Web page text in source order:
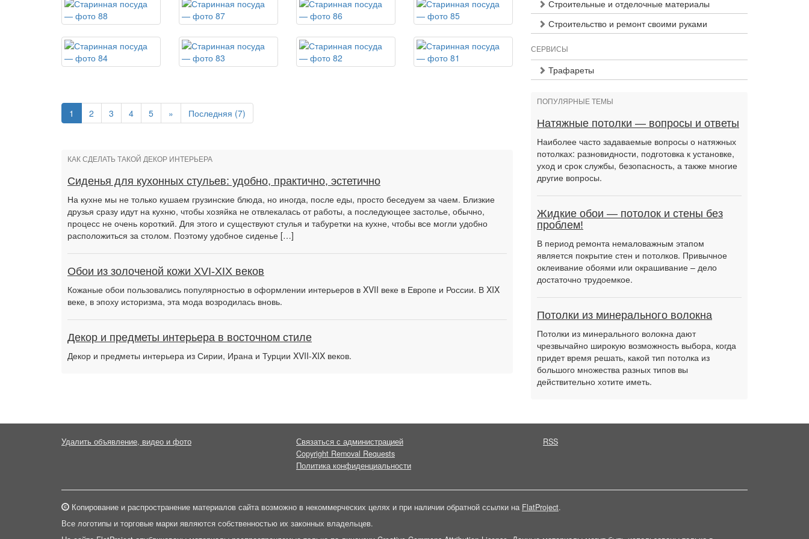
1 2 3 4 5 » Последняя (7)
КАК СДЕЛАТЬ ТАКОЙ ДЕКОР ИНТЕРЬЕРА
Сиденья для кухонных стульев: удобно, практично, эстетично
На кухне мы не только кушаем грузинские блюда, но иногда, после еды, просто беседуем за чаем. Близкие
друзья сразу идут на кухню, чтобы хозяйка не отвлекалась от работы, а последующее застолье, обычно,
процесс не очень короткий. Для этого и существуют стулья и табуретки на кухне, чтобы все могли удобно
расположиться за столом. Поэтому удобное сиденье […]
Обои из золоченой кожи XVI-XIX веков
Кожаные обои пользовались популярностью в оформлении интерьеров в XVII веке в Европе и России. В XIX
веке, в эпоху историзма, эта мода возродилась вновь.
Декор и предметы интерьера в восточном стиле
Декор и предметы интерьера из Сирии, Ирана и Турции XVII-XIX веков.
Строительные и отделочные материалы
Строительство и ремонт своими руками
СЕРВИСЫ
Трафареты
ПОПУЛЯРНЫЕ ТЕМЫ
Натяжные потолки — вопросы и ответы
Наиболее часто задаваемые вопросы о натяжных
потолках: разновидности, подготовка к установке,
уход и срок службы, безопасность, а также многие
другие вопросы.
Жидкие обои — потолок и стены без
проблем!
В период ремонта немаловажным этапом
является покрытие стен и потолков. Привычное
оклеивание обоями или окрашивание – дело
достаточно трудоемкое.
Потолки из минерального волокна
Потолки из минерального волокна дают
чрезвычайно широкую возможность выбора, когда
придет время решать, какой тип потолка из
большого множества разных типов вы
действительно хотите иметь.
Удалить объявление, видео и фото
Связаться с администрацией
Copyright Removal Requests
Политика конфиденциальности
RSS
Копирование и распространение материалов сайта возможно в некоммерческих целях и при наличии обратной ссылки на FlatProject.
Все логотипы и торговые марки являются собственностью их законных владельцев.